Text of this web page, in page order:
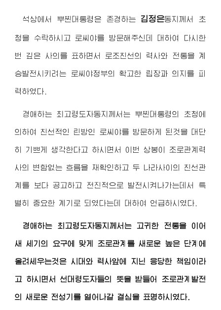
석상에서 뿌찐대통령은 존경하는 김정은동지 께서 초
청을 수락하시고 로씨야를 방문해주신데 대하여 다시한
번 깊은 사의를 표하면서 로조친선의 력사와 전통을 계
승발전시키려는 로씨야정부의 확고한 립장과 의지를 피
력하였다.
경애하는 최고령도자동지 께서는 뿌찐대통령의 초청에
의하여 친선적인 린방인 로씨야를 방문하게 된것을 대단
히 기쁘게 생각한다고 하시면서 이번 상봉이 조로관계력
사의 변함없는 흐름을 재확인하고 두 나라사이의 친선관
계를 보다 공고하고 전진적으로 발전시켜나가는데서 특
별히 중요한 계기로 되였다는데 대하여 언급하시였다.
경애하는 최고령도자동지 께서는 고귀한 전통을 이어
새 세기의 요구에 맞게 조로관계를 새로운 높은 단계에
올려세우는것은 시대와 력사앞에 지닌 응당한 책임이라
고 하시면서 선대령도자들의 뜻을 받들어 조로관계발전
의 새로운 전성기를 열어나갈 결심을 표명하시였다.